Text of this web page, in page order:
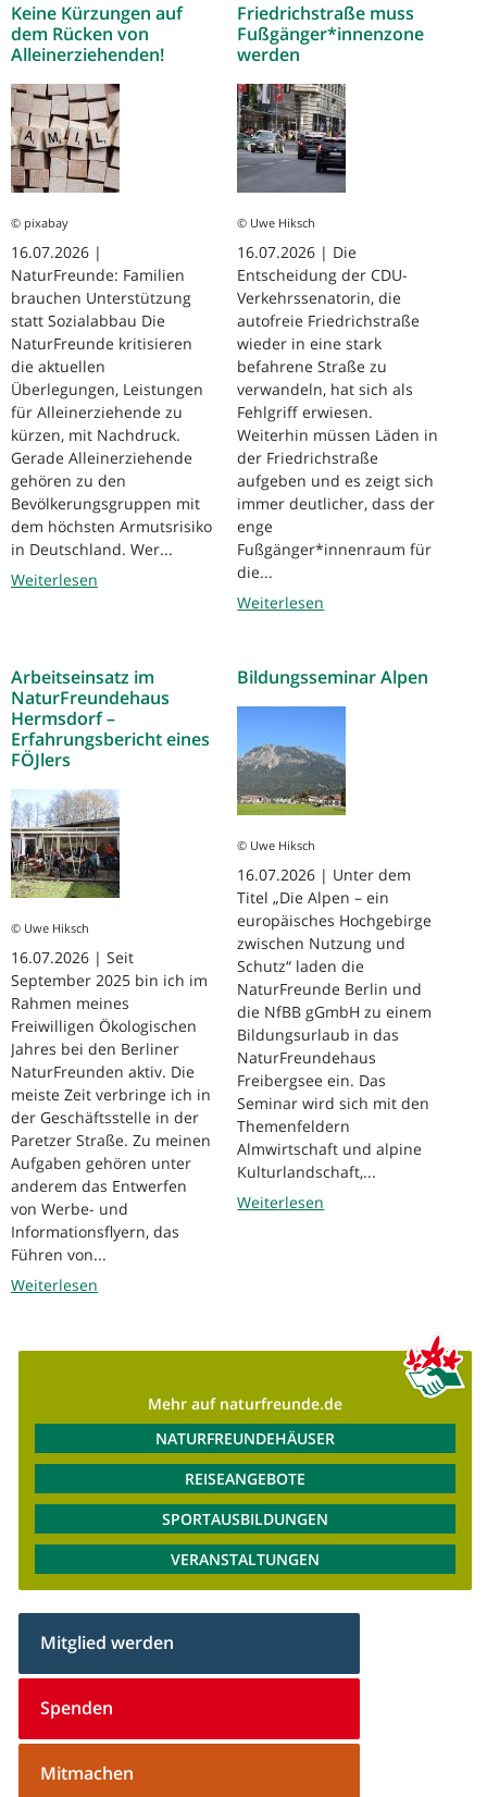
Keine Kürzungen auf
dem Rücken von
Alleinerziehenden!
© pixabay
16.07.2026 |
NaturFreunde: Familien
brauchen Unterstützung
statt Sozialabbau Die
NaturFreunde kritisieren
die aktuellen
Überlegungen, Leistungen
für Alleinerziehende zu
kürzen, mit Nachdruck.
Gerade Alleinerziehende
gehören zu den
Bevölkerungsgruppen mit
dem höchsten Armutsrisiko
in Deutschland. Wer...
Weiterlesen
Friedrichstraße muss
Fußgänger*innenzone
werden
© Uwe Hiksch
16.07.2026 | Die
Entscheidung der CDU-
Verkehrssenatorin, die
autofreie Friedrichstraße
wieder in eine stark
befahrene Straße zu
verwandeln, hat sich als
Fehlgriff erwiesen.
Weiterhin müssen Läden in
der Friedrichstraße
aufgeben und es zeigt sich
immer deutlicher, dass der
enge
Fußgänger*innenraum für
die...
Weiterlesen
Arbeitseinsatz im
NaturFreundehaus
Hermsdorf –
Erfahrungsbericht eines
FÖJlers
© Uwe Hiksch
16.07.2026 | Seit
September 2025 bin ich im
Rahmen meines
Freiwilligen Ökologischen
Jahres bei den Berliner
NaturFreunden aktiv. Die
meiste Zeit verbringe ich in
der Geschäftsstelle in der
Paretzer Straße. Zu meinen
Aufgaben gehören unter
anderem das Entwerfen
von Werbe- und
Informationsflyern, das
Führen von...
Weiterlesen
Bildungsseminar Alpen
© Uwe Hiksch
16.07.2026 | Unter dem
Titel „Die Alpen – ein
europäisches Hochgebirge
zwischen Nutzung und
Schutz“ laden die
NaturFreunde Berlin und
die NfBB gGmbH zu einem
Bildungsurlaub in das
NaturFreundehaus
Freibergsee ein. Das
Seminar wird sich mit den
Themenfeldern
Almwirtschaft und alpine
Kulturlandschaft,...
Weiterlesen
Mehr auf naturfreunde.de
NATURFREUNDEHÄUSER
REISEANGEBOTE
SPORTAUSBILDUNGEN
VERANSTALTUNGEN
Mitglied werden
Spenden
Mitmachen